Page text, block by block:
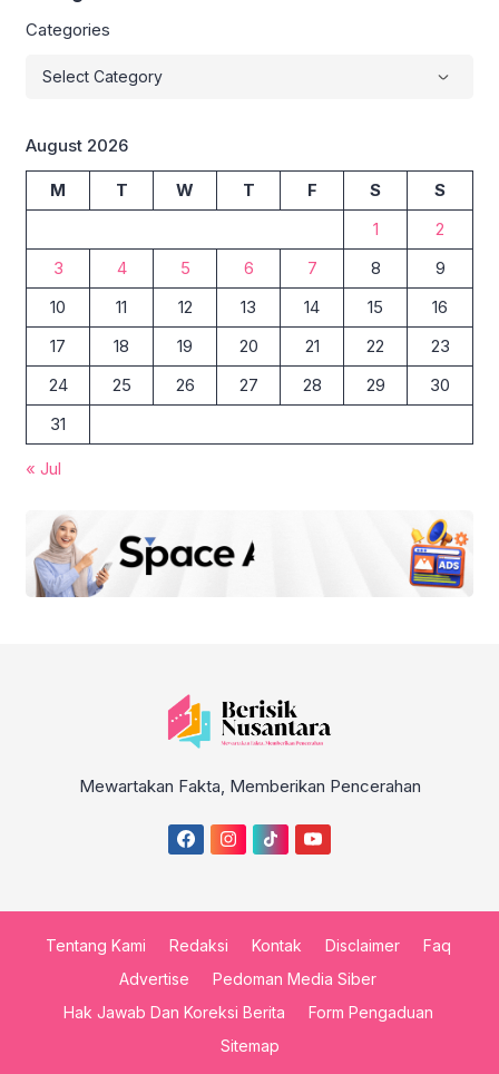
Categories
August 2026
M T W T F S
S
1
2
3
4 5 6 7 8
9
10
11 12 13 14 15
16
17
18 19 20 21 22
23
24
25 26 27 28 29
30
31
« Jul
Mewartakan Fakta, Memberikan Pencerahan
Tentang Kami Redaksi Kontak Disclaimer
Faq
Advertise
Pedoman Media Siber
Hak Jawab Dan Koreksi Berita
Form Pengaduan
Sitemap